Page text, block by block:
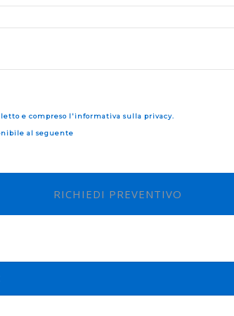
e compreso l'informativa sulla privacy.
al seguente